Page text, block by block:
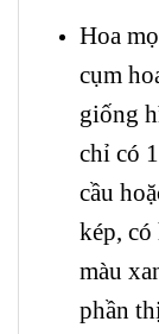
Hoa
cụm
giống
chỉ có
cầu
kép,
màu
phần